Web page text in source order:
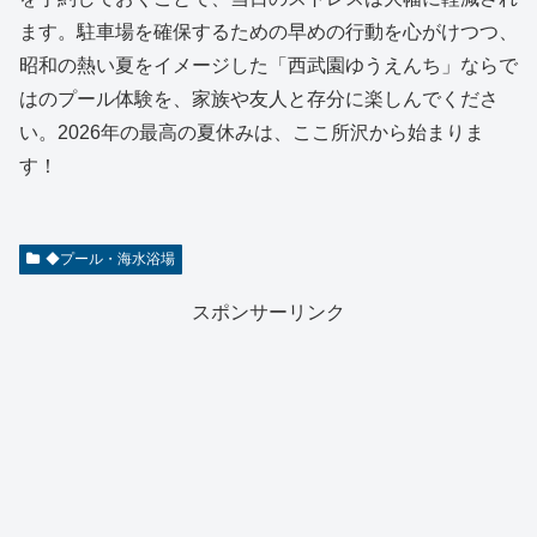
ます。駐車場を確保するための早めの行動を心がけつつ、
昭和の熱い夏をイメージした「西武園ゆうえんち」ならで
はのプール体験を、家族や友人と存分に楽しんでくださ
い。2026年の最高の夏休みは、ここ所沢から始まりま
す！
◆プール・海水浴場
スポンサーリンク